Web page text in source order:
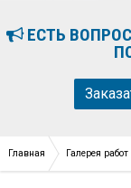
ЕСТЬ
Главная Галерея работ